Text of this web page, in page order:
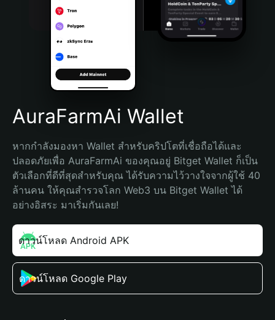
Português (Brasil)
Español (Argentina)
AuraFarmAi Wallet
หากกำลังมองหา Wallet สำหรับคริปโตที่เชื่อถือได้และ
ปลอดภัยเพื่อ AuraFarmAi ของคุณอยู่ Bitget Wallet ก็เป็น
ตัวเลือกที่ดีที่สุดสำหรับคุณ ได้รับความไว้วางใจจากผู้ใช้ 40
ล้านคน ให้คุณสำรวจโลก Web3 บน Bitget Wallet ได้
อย่างอิสระ มาเริ่มกันเลย!
ดาวน์โหลด Android APK
ดาวน์โหลด Google Play